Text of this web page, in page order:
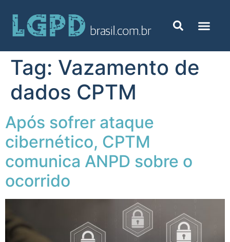
Tag: Vazamento de
dados CPTM
Após sofrer ataque
cibernético, CPTM
comunica ANPD sobre o
ocorrido